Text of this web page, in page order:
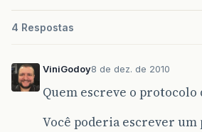
4 Respostas
ViniGodoy8 de dez. de 2010
Quem escreve o protocolo
Você poderia escrever